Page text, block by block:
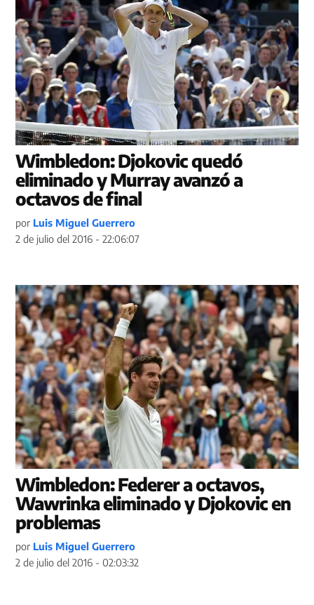
Wimbledon: Djokovic quedó
eliminado y Murray avanzó a
octavos de final
por Luis Miguel Guerrero
2 de julio del 2016 - 22:06:07
Wimbledon: Federer a octavos,
Wawrinka eliminado y Djokovic en
problemas
por Luis Miguel Guerrero
2 de julio del 2016 - 02:03:32